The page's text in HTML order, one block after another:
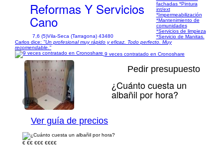
Reformas Y Servicios
Cano
7,6 (5)Vila-Seca (Tarragona) 43480
fachadas *Pintura
int/ext
*Impermeabilización
*Mantenimiento de
comunidades
*Servicios de limpieza
*Servicio de Manitas.
Carlos dice: "Un profesional muy rápido y eficaz. Todo perfecto. Muy
recomendable."
9 veces contratado en Cronoshare
1/4
Pedir presupuesto
¿Cuánto cuesta un
albañil por hora?
Ver guía de precios
€ €€ €€€ €€€€